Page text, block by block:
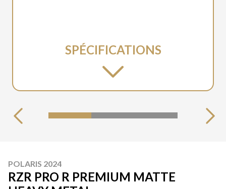
SPÉCIFICATIONS
POLARIS 2024
RZR PRO R PREMIUM MATTE